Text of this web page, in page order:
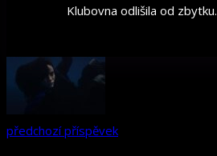
Klubovna odlišila od zbytku.
předchozí příspěvek